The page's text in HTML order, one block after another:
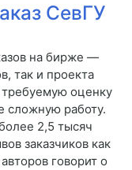
СевГУ
на бирже —
так и проекта
оценку
сложную работу.
2,5 тысяч
заказчиков как
говорит о